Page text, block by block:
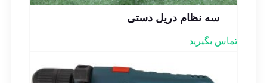
سه نظام دریل دستی
تماس بگیرید